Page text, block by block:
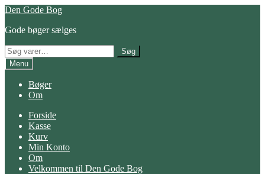
Spring
navigation
Spring
indhold
Den Gode Bog
Gode bøger sælges
Søg
efter:
Søg
Menu
Bøger
Om
Forside
Kasse
Kurv
Min Konto
Om
Velkommen til Den Gode Bog